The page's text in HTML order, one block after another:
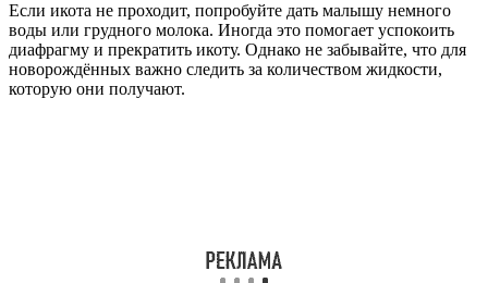
Если икота не проходит, попробуйте дать малышу немного
воды или грудного молока. Иногда это помогает успокоить
диафрагму и прекратить икоту. Однако не забывайте, что для
новорождённых важно следить за количеством жидкости,
которую они получают.